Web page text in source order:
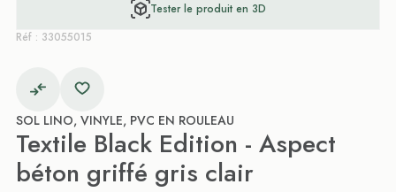
Tester le produit en 3D
Réf : 33055015
SOL LINO, VINYLE, PVC EN ROULEAU
Textile Black Edition - Aspect
béton griffé gris clair